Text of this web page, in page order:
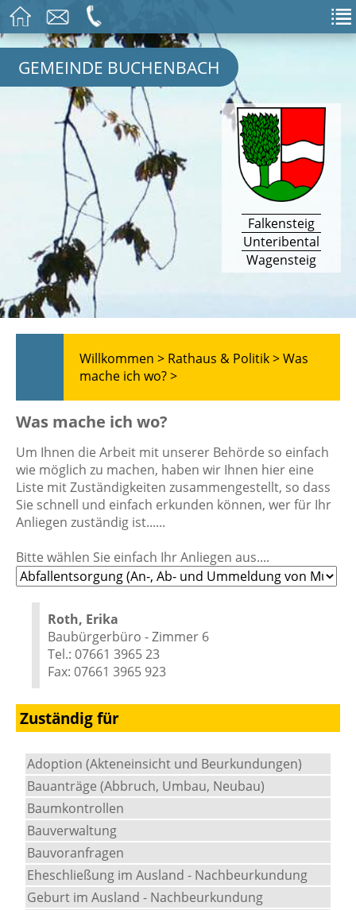
GEMEINDE BUCHENBACH
Falkensteig
Unteribental
Wagensteig
Willkommen > Rathaus & Politik >Was
mache ich wo? >
Was mache ich wo?
Um Ihnen die Arbeit mit unserer Behörde so einfach
wie möglich zu machen, haben wir Ihnen hier eine
Liste mit Zuständigkeiten zusammengestellt, so dass
Sie schnell und einfach erkunden können, wer für Ihr
Anliegen zuständig ist......
Bitte wählen Sie einfach Ihr Anliegen aus....
Roth, Erika
Baubürgerbüro - Zimmer 6
Tel.: 07661 3965 23
Fax: 07661 3965 923
Zuständig für
Adoption (Akteneinsicht und Beurkundungen)
Bauanträge (Abbruch, Umbau, Neubau)
Baumkontrollen
Bauverwaltung
Bauvoranfragen
Eheschließung im Ausland - Nachbeurkundung
Geburt im Ausland - Nachbeurkundung